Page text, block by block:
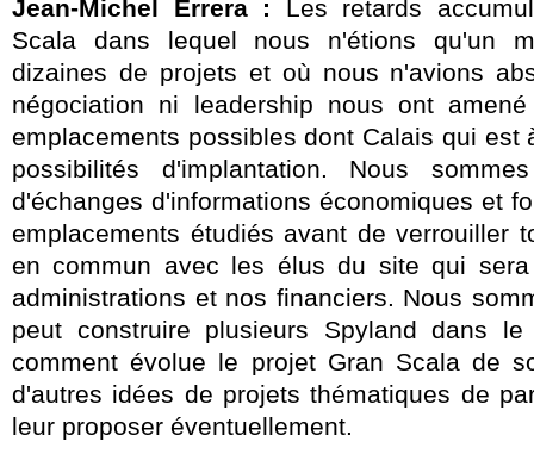
Jean-Michel Errera : Les retards
Scala dans lequel nous n'étions qu'un
dizaines de projets et où nous n'avions
négociation ni leadership nous ont
emplacements possibles dont Calais qui est
possibilités d'implantation. Nous
d'échanges d'informations économiques et
emplacements étudiés avant de verrouiller
en commun avec les élus du site qui
administrations et nos financiers. Nous
peut construire plusieurs Spyland dans
comment évolue le projet Gran Scala de
d'autres idées de projets thématiques de
leur proposer éventuellement.